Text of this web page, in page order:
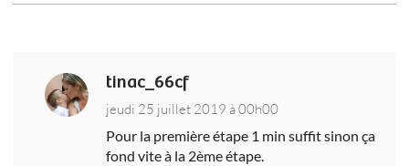
tinac_66cf
jeudi 25 juillet 2019 à 00h00
Pour la première étape 1 min suffit sinon ça
fond vite à la 2ème étape.